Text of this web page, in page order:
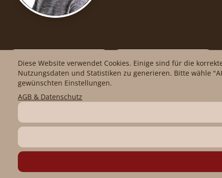
facebook Impressum
Instagram
Einstellungen
Diese Website verwendet Cookies. Einige sind für die
Nutzungsdaten und Statistiken zu generieren. Bitte wähle
gewünschten Einstellungen.
AGB & Datenschutz